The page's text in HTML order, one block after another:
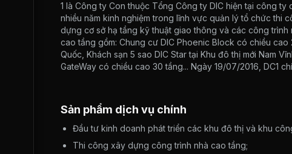
1 là Công ty Con thuộc Tổng Công ty DIC hiện tại công
nhiều năm kinh nghiệm trong lĩnh vực quản lý tổ chức thi
dựng cơ sở hạ tầng kỹ thuật giao thông và các công trình
cao tầng gồm: Chung cư DIC Phoenic Block có chiều
Quốc, Khách sạn 5 sao DIC Star tại Khu đô thị mới Nam
GateWay có chiều cao 30 tầng... Ngày 19/07/2016, DC1
Sản phẩm dịch vụ chính
Đầu tư kinh doanh phát triển các khu đô thị và khu
Thi công xây dựng công trình nhà cao tầng;